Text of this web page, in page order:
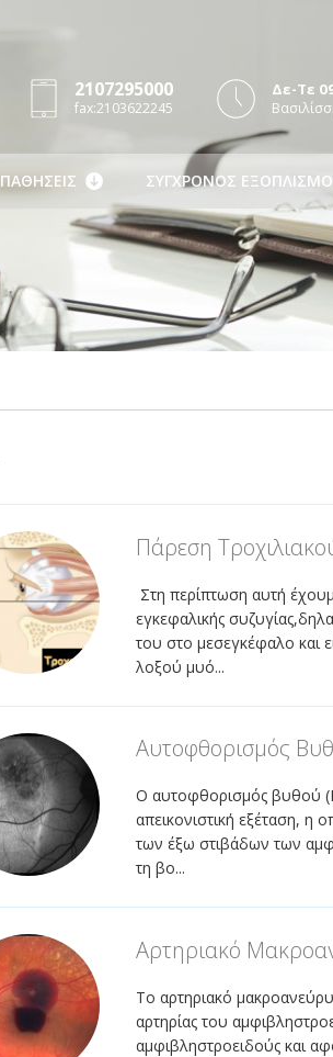
Δε-Τε
2107295000
fax:2103622245
ΠΑΘΗΣΕΙΣ ΣΥΓΧΡΟΝΟΣ
Πάρεση
Στη περίπτωση αυτή
εγκεφαλικής
του στο μεσεγκέφαλο και
λοξού μυό...
Αυτοφθορισμός
Ο αυτοφθορισμός βυθού
απεικονιστική εξέταση, η
των έξω στιβάδων των
τη βο...
Αρτηριακό
Το αρτηριακό
αρτηρίας του
αμφιβληστροειδούς και